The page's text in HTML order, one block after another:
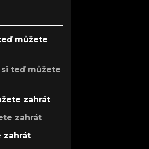
můžete
teď můžete
zahrát
zahrát
zahrát